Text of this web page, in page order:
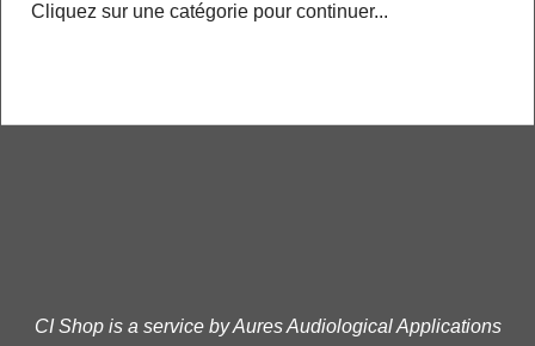
Cliquez sur une catégorie pour continuer...
CI Shop is a service by Aures Audiological Applications